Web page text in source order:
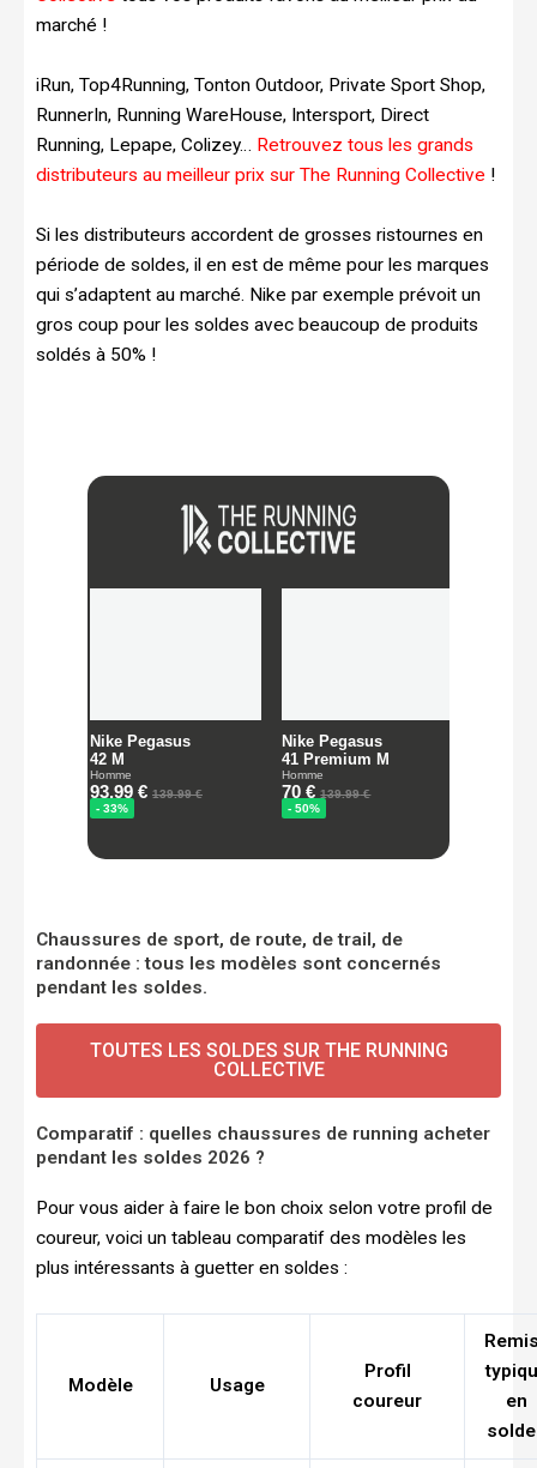
marché !
iRun, Top4Running, Tonton Outdoor, Private Sport Shop,
RunnerIn, Running WareHouse, Intersport, Direct
Running, Lepape, Colizey… Retrouvez tous les grands
distributeurs au meilleur prix sur The Running Collective !
Si les distributeurs accordent de grosses ristournes en
période de soldes, il en est de même pour les marques
qui s’adaptent au marché. Nike par exemple prévoit un
gros coup pour les soldes avec beaucoup de produits
soldés à 50% !
Chaussures de sport, de route, de trail, de
randonnée : tous les modèles sont concernés
pendant les soldes.
TOUTES LES SOLDES SUR THE RUNNING
COLLECTIVE
Comparatif : quelles chaussures de running acheter
pendant les soldes 2026 ?
Pour vous aider à faire le bon choix selon votre profil de
coureur, voici un tableau comparatif des modèles les
plus intéressants à guetter en soldes :
Modèle Usage
Profil
coureur
en